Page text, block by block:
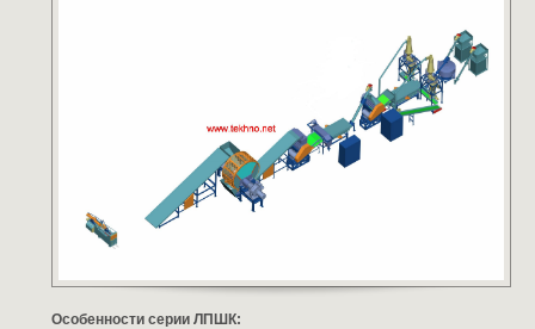
Особенности серии ЛПШК: